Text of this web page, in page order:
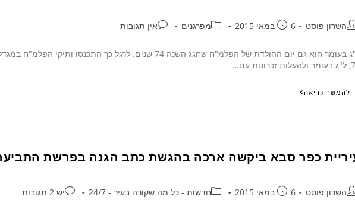
השרון פוסט 6 במאי 2015 מפרגנים אין תגובות
ל"ג בעומר הוא גם יום ההולדת של הפלמ"ח שחגג השנה 74 שנים. לרגל כך
עם…
להמשך קריאה
כפר סבא ביקשה ארכה בהגשת כתב הגנה בפרשת
השרון פוסט 6 במאי 2015 חדשות - כל מה שקורה בעיר - 24/7 יש 2 תגובות